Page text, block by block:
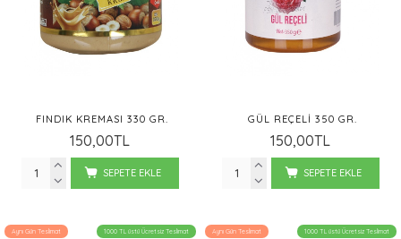
FINDIK KREMASI 330 GR.
150,00TL
SEPETE EKLE
GÜL REÇELI 350 GR.
150,00TL
SEPETE EKLE
Aynı Gün Teslimat 1000 TL üstü Ücretsiz Teslimat Aynı Gün Teslimat 1000 TL üstü Ücretsiz Teslimat